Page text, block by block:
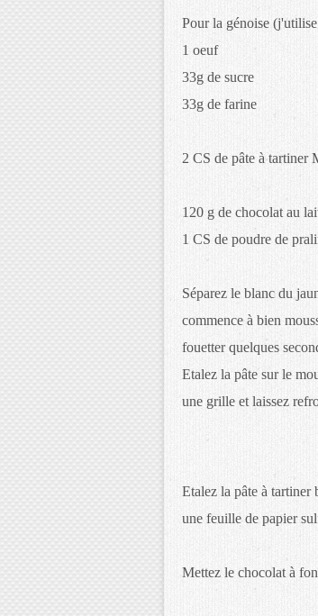
Pour la génoise
1 oeuf
33g de sucre
33g de farine
2 CS de pâte à tartiner
120 g de chocolat au
1 CS de poudre de
Séparez le blanc du
commence à bien
fouetter quelques
Etalez la pâte sur le
une grille et laissez
Etalez la pâte à tartiner
une feuille de papier
Mettez le chocolat à